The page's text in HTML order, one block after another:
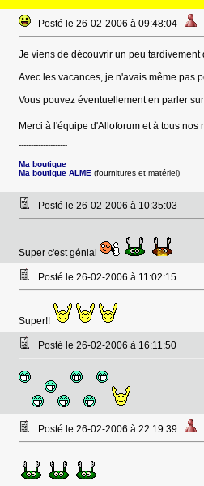
Posté le 26-02-2006 à 09:48:04
Je viens de découvrir un peu
Avec les vacances, je n'avais même pas
Vous pouvez éventuellement en parler sur
Merci à l'équipe d'Alloforum et à tous nos
--------------------
Ma boutique
Ma boutique ALME (fournitures et matériel)
Posté le 26-02-2006 à 10:35:03
Super c'est génial
Posté le 26-02-2006 à 11:02:15
Super!!
Posté le 26-02-2006 à 16:11:50
Posté le 26-02-2006 à 22:19:39